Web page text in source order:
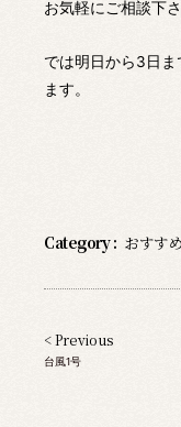
お気軽にご相談下さ
では明日から3日
ます。
Category : おすす
< Previous
台風1号